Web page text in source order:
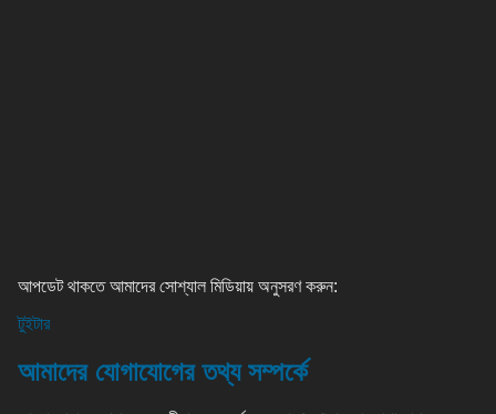
আপডেট থাকতে আমাদের সোশ্যাল মিডিয়ায় অনুসরণ করুন:
টুইটার
আমাদের যোগাযোগের তথ্য সম্পর্কে